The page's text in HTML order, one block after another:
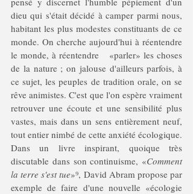
dieu qui s'était décidé à camper parmi nous,
habitant les plus modestes constituants de ce
monde. On cherche aujourd'hui à réentendre
le monde, à réentendre	«parler» les choses
de la nature ; on jalouse d'ailleurs parfois, à
ce sujet, les peuples de tradition orale, on se
rêve animistes. C'est que l'on espère vraiment
retrouver une écoute et une sensibilité plus
vastes, mais dans un sens entièrement neuf,
tout entier nimbé de cette anxiété écologique.
Dans un livre inspirant, quoique très
discutable dans son continuisme, «Comment
la terre s'est tue»⁹, David Abram propose par
exemple de faire d'une nouvelle «écologie